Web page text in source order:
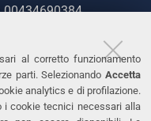
al corretto funzionamento
parti. Selezionando Accetta
analytics e di profilazione.
i cookie tecnici necessari alla
00434690384